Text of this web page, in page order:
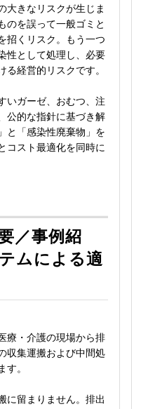
大きなリスクが生じま
のを誤って一般ゴミと
招くリスク。もう一つ
性として処理し、必要
る経営的リスクです。
いガーゼ、おむつ、注
公的な指針に基づき解
と「感染性廃棄物」を
コスト最適化を同時に
／事例紹
ムによる適
療・介護の現場から排
収集運搬および中間処
す。
に留まりません。排出